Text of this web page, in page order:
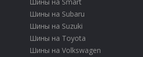
Шины на Subaru
Шины на Suzuki
Шины на Toyota
Шины на Volkswagen